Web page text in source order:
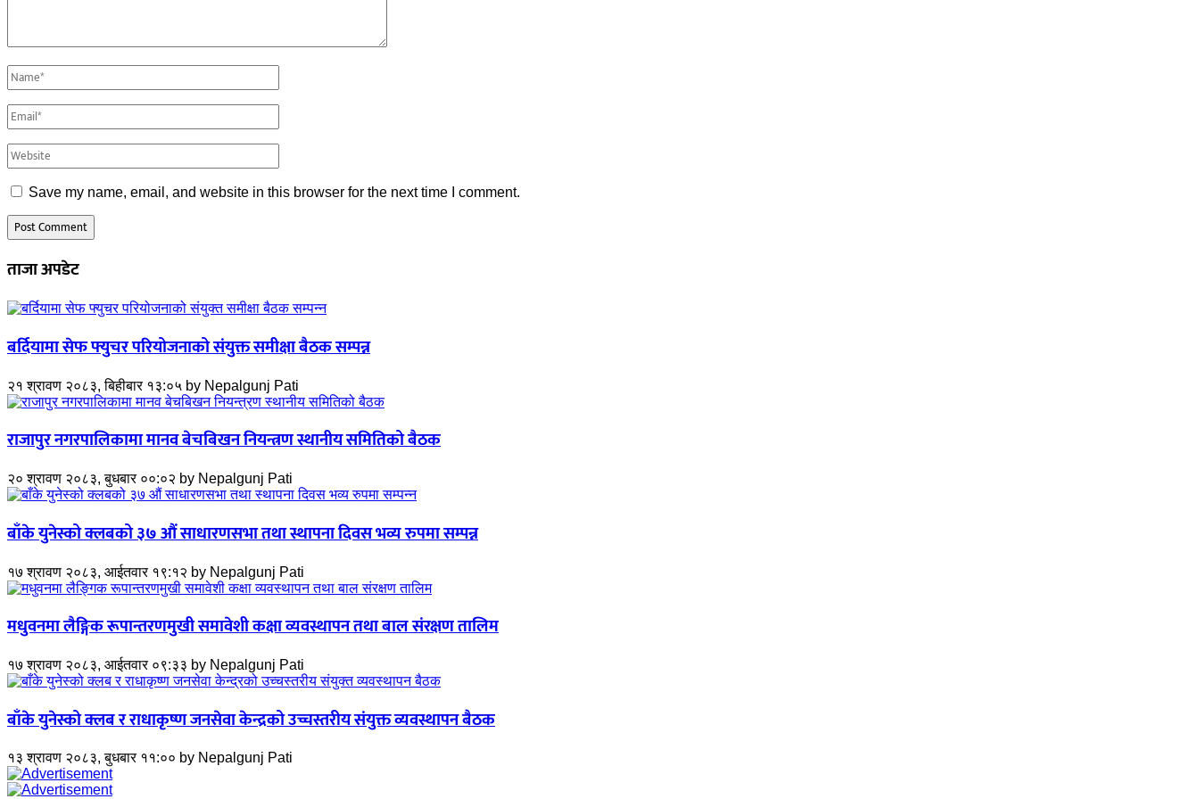
Save my name, email, and website in this browser for the next time I comment.
ताजा अपडेट
बर्दियामा सेफ फ्युचर परियोजनाको संयुक्त समीक्षा बैठक सम्पन्न
२१ श्रावण २०८३, बिहीबार १३:०५ by Nepalgunj Pati
राजापुर नगरपालिकामा मानव बेचबिखन नियन्त्रण स्थानीय समितिको बैठक
२० श्रावण २०८३, बुधबार ००:०२ by Nepalgunj Pati
बाँके युनेस्को क्लबको ३७ औं साधारणसभा तथा स्थापना दिवस भव्य रुपमा सम्पन्न
१७ श्रावण २०८३, आईतवार १९:१२ by Nepalgunj Pati
मधुवनमा लैङ्गिक रूपान्तरणमुखी समावेशी कक्षा व्यवस्थापन तथा बाल संरक्षण तालिम
१७ श्रावण २०८३, आईतवार ०९:३३ by Nepalgunj Pati
बाँके युनेस्को क्लब र राधाकृष्ण जनसेवा केन्द्रको उच्चस्तरीय संयुक्त व्यवस्थापन बैठक
१३ श्रावण २०८३, बुधबार ११:०० by Nepalgunj Pati